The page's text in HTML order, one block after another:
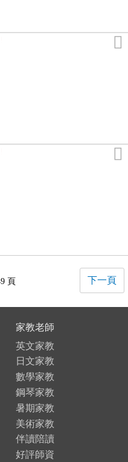
頁 下一頁
家教老師
英文家教
日文家教
數學家教
鋼琴家教
暑期家教
美術家教
伴讀陪讀
好評師資